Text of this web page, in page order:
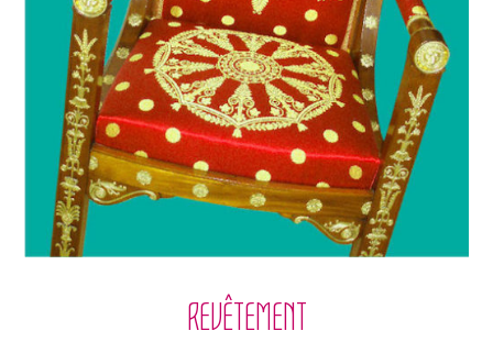
REVÊTEMENT